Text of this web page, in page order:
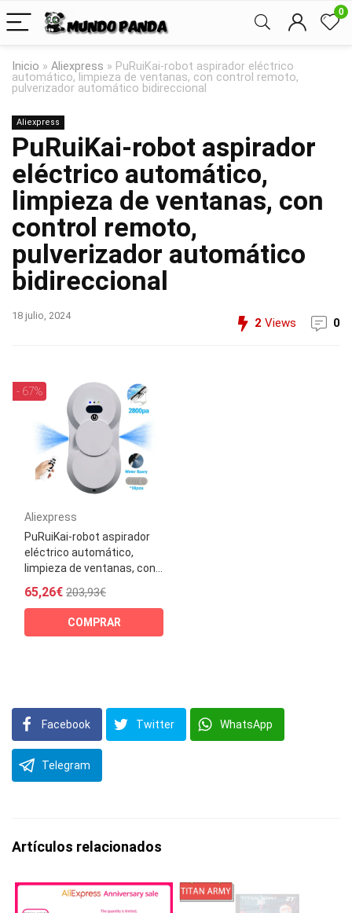
0
Inicio » Aliexpress » PuRuiKai-robot aspirador eléctrico
automático, limpieza de ventanas, con control remoto,
pulverizador automático bidireccional
Aliexpress
PuRuiKai-robot aspirador
eléctrico automático,
limpieza de ventanas, con
control remoto,
pulverizador automático
bidireccional
18 julio, 2024
2 Views 0
- 67%
Aliexpress
PuRuiKai-robot aspirador
eléctrico automático,
limpieza de ventanas, con...
65,26€ 203,93€
COMPRAR
Facebook Twitter WhatsApp
Telegram
Artículos relacionados